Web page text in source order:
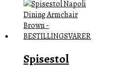
Spisestol